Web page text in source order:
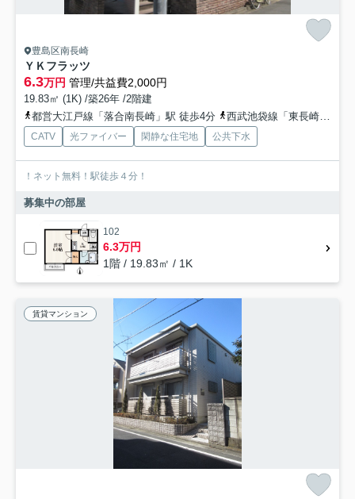
豊島区南長崎
ＹＫフラッツ
6.3万円 管理/共益費2,000円
19.83㎡ (1K) /築26年 /2階建
都営大江戸線「落合南長崎」駅 徒歩4分
西武池袋線「東長崎」駅 徒歩10分
CATV 光ファイバー 閑静な住宅地 公共下水
！ネット無料！駅徒歩４分！
募集中の部屋
102
6.3万円
1階 / 19.83㎡ / 1K
賃貸マンション